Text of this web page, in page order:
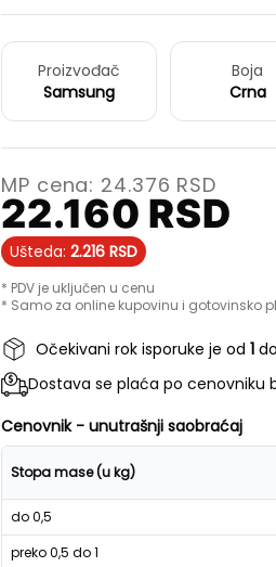
Proizvođač
Samsung
Boja
Crna
MP cena: 24.376 RSD
22.160 RSD
Ušteda: 2.216 RSD
* PDV je uključen u cenu
* Samo za online kupovinu i gotovinsko
Očekivani rok isporuke je od 1 do
Dostava se plaća po cenovniku
Cenovnik - unutrašnji saobraćaj
Stopa mase (u kg)
do 0,5
preko 0,5 do 1